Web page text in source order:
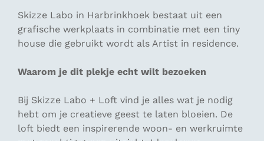
Skizze Labo in Harbrinkhoek bestaat uit een
grafische werkplaats in combinatie met een tiny
house die gebruikt wordt als Artist in residence.
Waarom je dit plekje echt wilt bezoeken
Bij Skizze Labo + Loft vind je alles wat je nodig
hebt om je creatieve geest te laten bloeien. De
loft biedt een inspirerende woon- en werkruimte